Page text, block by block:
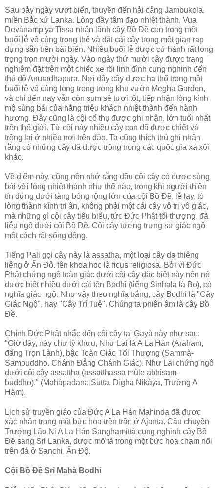
Sau bảy ngày vượt biển, thuyền đến hải cảng Jambukola,
miền Bắc xứ Lanka. Lòng đầy tâm đạo nhiệt thành, Vua
Devànampiya Tissa nhận lãnh cây Bồ Ðề con trong một
buổi lễ vô cùng trọng thể và đặt cái cây trong một gian rạp
dựng sẵn trên bãi biển. Nhiều buổi lễ được cử hành rất long
trọng trọn mười ngày. Vào ngày thứ mười cây được trang
nghiêm đặt trên một chiếc xe rồi linh đình cung nghinh đến
thủ đô Anuradhapura. Nơi đây cây được hạ thổ trong một
buổi lễ vô cùng long trọng trong khu vườn Megha Garden,
và chí đến nay vẫn còn sum sê tươi tốt, tiếp nhận lòng kỉnh
mộ sùng bái của hằng triệu khách nhiệt thành đến hành
hương. Ðây cũng là cội cổ thụ được ghi nhận, lớn tuổi nhất
trên thế giới. Từ cội này nhiều cây con đã được chiết và
trồng lại ở nhiều nơi trên đảo. Ta cũng thích thú ghi nhận
rằng có những cây đã được trồng trong các quốc gia xa xôi
khác.
Về điểm này, cũng nên nhớ rằng dầu cội cây có được sùng
bái với lòng nhiệt thành như thế nào, trong khi người thiện
tín đứng dưới tàng bóng rộng lớn của cội Bồ Ðề, lễ lạy, tỏ
lòng thành kính tri ân, không phải một cái cây vô tri vô giác,
mà những gì cội cây tiêu biểu, tức Ðức Phật tối thượng, đã
liễu ngộ dưới cội Bồ Ðề. Cội cây tượng trưng sự giác ngộ
một cách rất sống động.
Tiếng Pali gọi cây này là assatha, một loại cây da thiêng
liêng ở Ấn Ðộ, tên khoa học là ficus religiosa. Bởi vì Ðức
Phật chứng ngộ toàn giác dưới cội cây đặc biệt này nên nó
được biết nhiều dưới cái tên Bodhi (tiếng Sinhala là Bo), có
nghĩa giác ngộ. Như vậy theo nghĩa trắng, cây Bodhi là "Cây
Giác Ngộ", hay "Cây Trí Tuệ". Chúng ta phiên âm là cây Bồ
Ðề.
Chính Ðức Phật nhắc đến cội cây tại Gayà này như sau:
"Giờ đây, này chư tỳ khưu, Như Lai là A La Hán (Araham,
đấng Trọn Lành), bậc Toàn Giác Tối Thượng (Sammà-
Sambuddho, Chánh Ðẳng Chánh Giác). Như Lai chứng ngộ
dưới cội cây assattha (assatthassa mùle abhisam-
buddho)." (Mahàpadana Sutta, Dìgha Nikàya, Trường A
Hàm).
Lịch sử truyền giáo của Ðức A La Hán Mahinda đã được
xác nhận trong một bức họa trên trần ở Ajanta. Câu chuyện
Trưởng Lão Ni A La Hán Sanghamittà cung nghinh cây Bồ
Ðề sang Sri Lanka, được mô tả trong một bức hoạ chạm nổi
trên đá ở Sanchi, Ấn Ðộ.
Cội Bồ Ðề Sri Mahà Bodhi